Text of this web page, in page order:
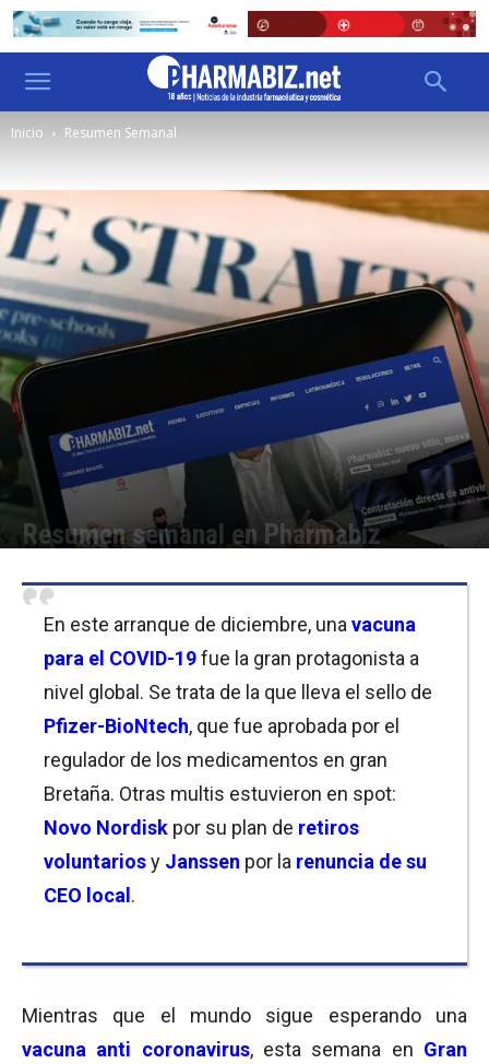
Inicio Resumen Semanal
Resumen semanal en Pharmabiz
En este arranque de diciembre, una vacuna
para el COVID-19fue la gran protagonista a
nivel global. Se trata de la que lleva el sello de
Pfizer-BioNtech, que fue aprobada por el
regulador de los medicamentos en gran
Bretaña. Otras multis estuvieron en spot:
Novo Nordisk por su plan de retiros
voluntariosy Janssen por la renuncia de su
CEO local .
Mientras que el mundo sigue esperando una
vacuna anti coronavirus, esta semana en Gran